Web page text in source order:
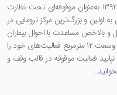
در سال ۱۳۹۲ به‌عنوان موقوفه‌ای تحت نظارت
اولین و بزرگ‌ترین مرکز ترومایی در
بالاخص مساعدت با احوال بیماران
در محل بیمارستان شهید رجایی شیراز در اتاقی به وسعت ۱۲ مترمربع فعالیت‌های خود را
فعالیت موقوفه در قالب وقف و
…